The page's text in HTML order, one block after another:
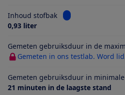
Inhoud stofbak
Bekijk informatie
0,93 liter
Gemeten gebruiksduur in de
Gemeten in ons testlab. Word
Gemeten gebruiksduur in
21 minuten in de laagste stand